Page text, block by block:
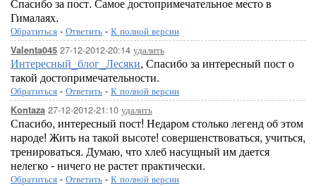
Гималаях.
Обратиться - Ответить - К полной версии
Valenta045 27-12-2012-20:14 удалить
Интересный_блог_Лесяки, Спасибо за интересный пост о
такой достопримечательности.
Обратиться - Ответить - К полной версии
Kontaza 27-12-2012-21:10 удалить
Спасибо, интересный пост! Недаром столько легенд об этом
народе! Жить на такой высоте! совершенствоваться, учиться,
тренироваться. Думаю, что хлеб насущный им дается
нелегко - ничего не растет практически.
Обратиться - Ответить - К полной версии